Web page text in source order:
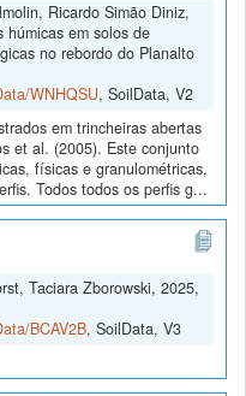
Ricardo Simão Diniz,
húmicas em solos de
no rebordo do Planalto
WNHQSU, SoilData, V2
em trincheiras abertas
et al. (2005). Este conjunto
físicas e granulométricas,
Todos todos os perfis g...
Taciara Zborowski, 2025,
BCAV2B, SoilData, V3